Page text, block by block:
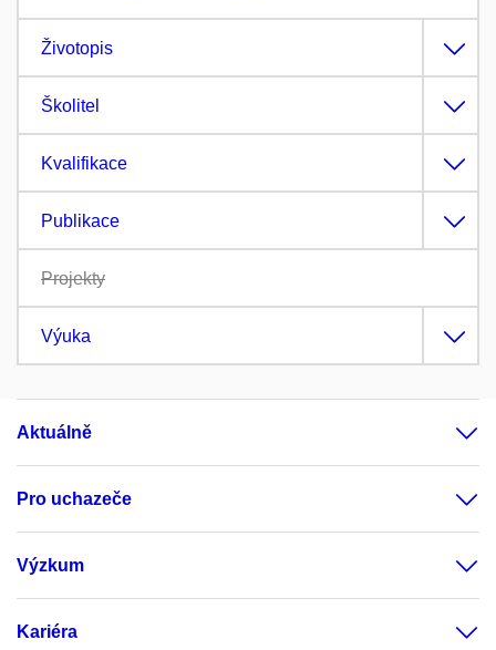
Životopis
Školitel
Kvalifikace
Publikace
Projekty
Výuka
Aktuálně
Pro uchazeče
Výzkum
Kariéra